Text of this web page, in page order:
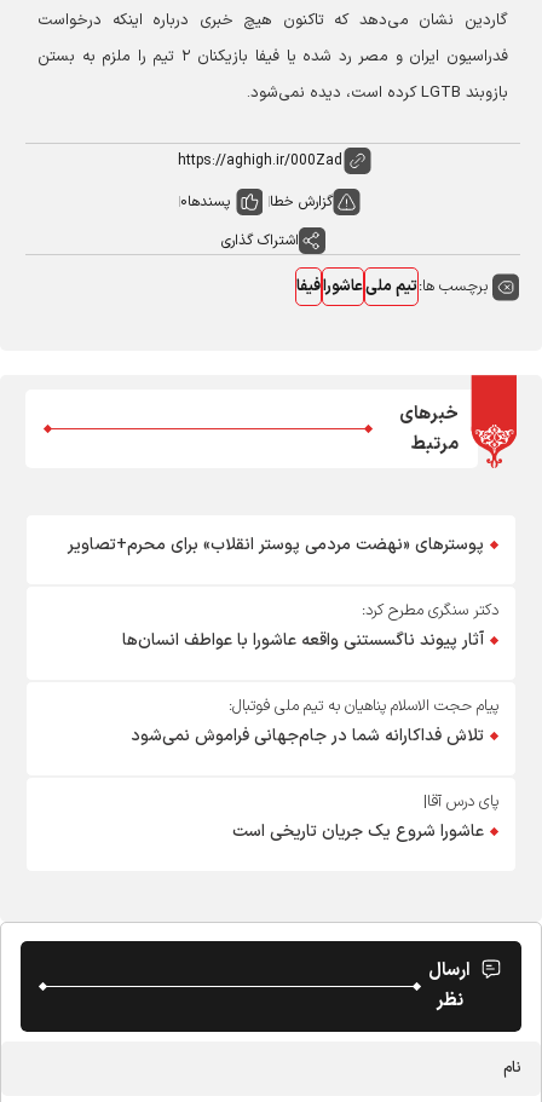
گاردین نشان می‌دهد که تاکنون هیچ خبری درباره اینکه درخواست
فدراسیون ایران و مصر رد شده یا فیفا بازیکنان ۲ تیم را ملزم به بستن
بازوبند LGTB کرده است، دیده نمی‌شود.
گزارش خطا پسندها0
اشتراک گذاری
برچسب ها:تیم ملیعاشورافیفا
خبرهای
مرتبط
پوسترهای «نهضت مردمی پوستر انقلاب» برای محرم+تصاویر
دکتر سنگری مطرح کرد:
آثار پیوند ناگسستنی واقعه عاشورا با عواطف انسان‌ها
پیام حجت الاسلام پناهیان به تیم ملی فوتبال:
‏تلاش فداکارانه شما در جام‌جهانی فراموش نمی‌شود
پای درس آقا|
عاشورا شروع یک جریان تاریخی است
ارسال
نظر